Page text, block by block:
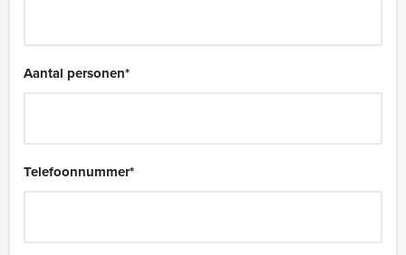
Aantal personen*
Telefoonnummer*